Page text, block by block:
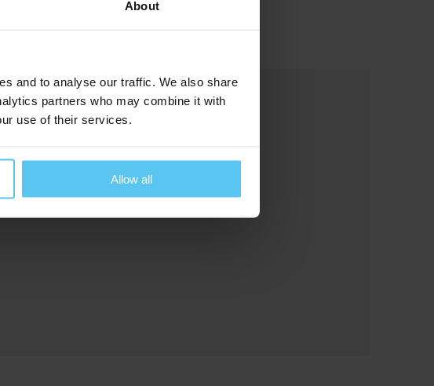
About
and to analyse our traffic. We also share
partners who may combine it with
use of their services.
Allow all